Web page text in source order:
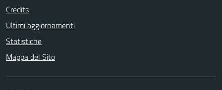
Credits
Ultimi aggiornamenti
Statistiche
Mappa del Sito